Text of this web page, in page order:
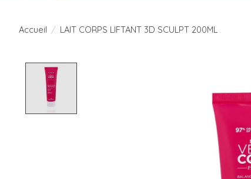
Accueil / LAIT CORPS LIFTANT 3D SCULPT 200ML